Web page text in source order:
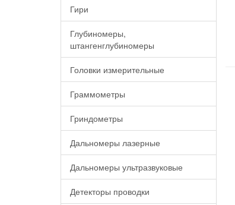
Гири
Глубиномеры,
штангенглубиномеры
Головки измерительные
Граммометры
Гриндометры
Дальномеры лазерные
Дальномеры ультразвуковые
Детекторы проводки